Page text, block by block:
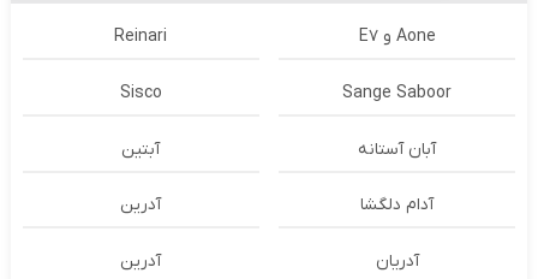
Aone و E7 Reinari
Sange Saboor
Sisco
آبان آستانه آبتین
آدام دلگشا آدرين
آدریان آدرین